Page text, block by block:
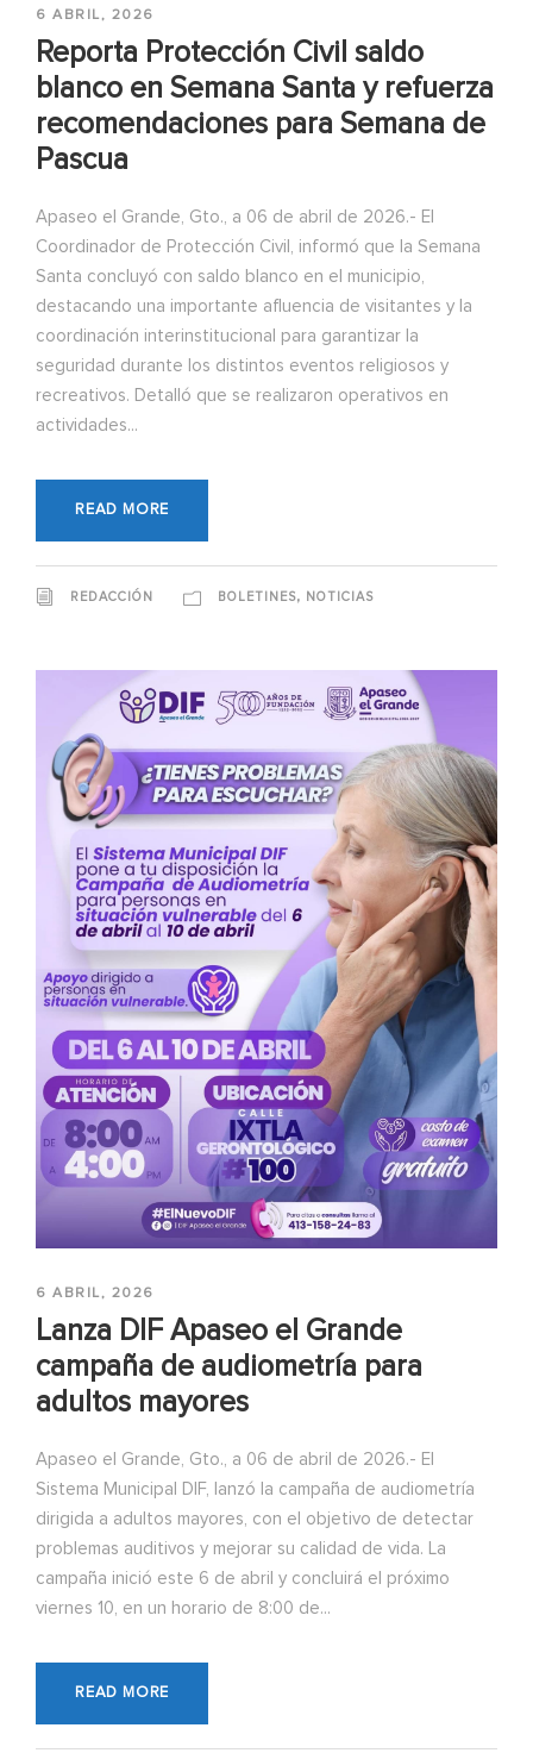
6 ABRIL, 2026
Reporta Protección Civil saldo
blanco en Semana Santa y refuerza
recomendaciones para Semana de
Pascua
Apaseo el Grande, Gto., a 06 de abril de 2026.- El
Coordinador de Protección Civil, informó que la Semana
Santa concluyó con saldo blanco en el municipio,
destacando una importante afluencia de visitantes y la
coordinación interinstitucional para garantizar la
seguridad durante los distintos eventos religiosos y
recreativos. Detalló que se realizaron operativos en
actividades...
READ MORE
REDACCIÓN BOLETINES, NOTICIAS
6 ABRIL, 2026
Lanza DIF Apaseo el Grande
campaña de audiometría para
adultos mayores
Apaseo el Grande, Gto., a 06 de abril de 2026.- El
Sistema Municipal DIF, lanzó la campaña de audiometría
dirigida a adultos mayores, con el objetivo de detectar
problemas auditivos y mejorar su calidad de vida. La
campaña inició este 6 de abril y concluirá el próximo
viernes 10, en un horario de 8:00 de...
READ MORE